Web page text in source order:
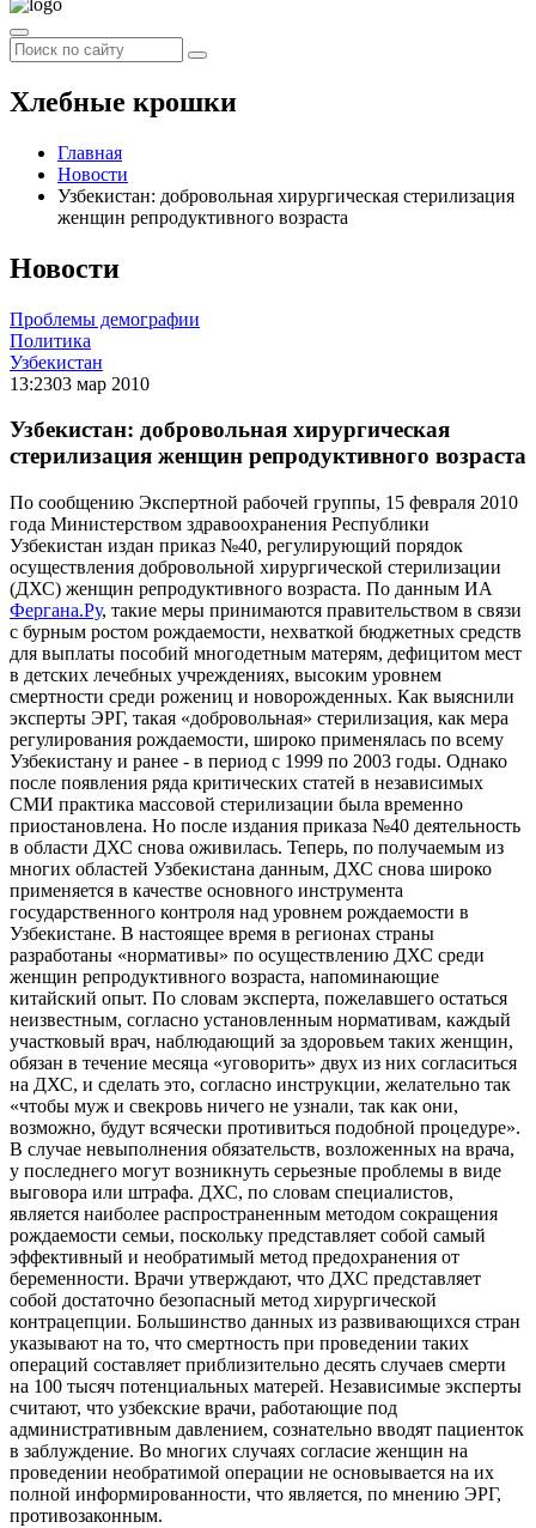
Хлебные крошки
Главная
Новости
Узбекистан: добровольная хирургическая стерилизация
женщин репродуктивного возраста
Новости
Проблемы демографии
Политика
Узбекистан
13:2303 мар 2010
Узбекистан: добровольная хирургическая
стерилизация женщин репродуктивного возраста
По сообщению Экспертной рабочей группы, 15 февраля 2010
года Министерством здравоохранения Республики
Узбекистан издан приказ №40, регулирующий порядок
осуществления добровольной хирургической стерилизации
(ДХС) женщин репродуктивного возраста. По данным ИА
Фергана.Ру, такие меры принимаются правительством в связи
с бурным ростом рождаемости, нехваткой бюджетных средств
для выплаты пособий многодетным матерям, дефицитом мест
в детских лечебных учреждениях, высоким уровнем
смертности среди рожениц и новорожденных. Как выяснили
эксперты ЭРГ, такая «добровольная» стерилизация, как мера
регулирования рождаемости, широко применялась по всему
Узбекистану и ранее - в период с 1999 по 2003 годы. Однако
после появления ряда критических статей в независимых
СМИ практика массовой стерилизации была временно
приостановлена. Но после издания приказа №40 деятельность
в области ДХС снова оживилась. Теперь, по получаемым из
многих областей Узбекистана данным, ДХС снова широко
применяется в качестве основного инструмента
государственного контроля над уровнем рождаемости в
Узбекистане. В настоящее время в регионах страны
разработаны «нормативы» по осуществлению ДХС среди
женщин репродуктивного возраста, напоминающие
китайский опыт. По словам эксперта, пожелавшего остаться
неизвестным, согласно установленным нормативам, каждый
участковый врач, наблюдающий за здоровьем таких женщин,
обязан в течение месяца «уговорить» двух из них согласиться
на ДХС, и сделать это, согласно инструкции, желательно так
«чтобы муж и свекровь ничего не узнали, так как они,
возможно, будут всячески противиться подобной процедуре».
В случае невыполнения обязательств, возложенных на врача,
у последнего могут возникнуть серьезные проблемы в виде
выговора или штрафа. ДХС, по словам специалистов,
является наиболее распространенным методом сокращения
рождаемости семьи, поскольку представляет собой самый
эффективный и необратимый метод предохранения от
беременности. Врачи утверждают, что ДХС представляет
собой достаточно безопасный метод хирургической
контрацепции. Большинство данных из развивающихся стран
указывают на то, что смертность при проведении таких
операций составляет приблизительно десять случаев смерти
на 100 тысяч потенциальных матерей. Независимые эксперты
считают, что узбекские врачи, работающие под
административным давлением, сознательно вводят пациенток
в заблуждение. Во многих случаях согласие женщин на
проведении необратимой операции не основывается на их
полной информированности, что является, по мнению ЭРГ,
противозаконным.